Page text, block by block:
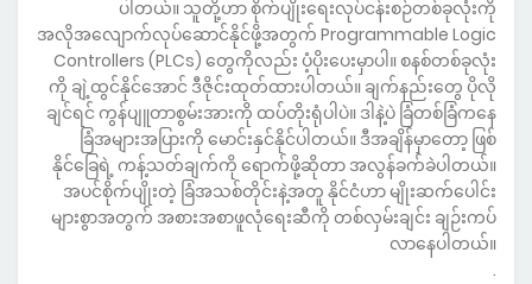
ပါတယ်။ သူတို့ဟာ စိုက်ပျိုးရေးလုပ်ငန်းစဉ်တစ်ခုလုံးကို
အလိုအလျောက်လုပ်ဆောင်နိုင်ဖို့အတွက် Programmable Logic
Controllers (PLCs) တွေကိုလည်း ပံ့ပိုးပေးမှာပါ။ စနစ်တစ်ခုလုံး
ကို ချဲ့ထွင်နိုင်အောင် ဒီဇိုင်းထုတ်ထားပါတယ်။ ချက်နည်းတွေ ပိုလို
ချင်ရင် ကွန်ပျူတာစွမ်းအားကို ထပ်တိုးရုံပါပဲ။ ဒါနဲ့ပဲ ခြံတစ်ခြံကနေ
ခြံအများအပြားကို မောင်းနှင်နိုင်ပါတယ်။ ဒီအချိန်မှာတော့ ဖြစ်
နိုင်ခြေရဲ့ ကန့်သတ်ချက်ကို ရောက်ဖို့ဆိုတာ အလွန်ခက်ခဲပါတယ်။
အပင်စိုက်ပျိုးတဲ့ ခြံအသစ်တိုင်းနဲ့အတူ နိုင်ငံဟာ မျိုးဆက်ပေါင်း
များစွာအတွက် အစားအစာဖူလုံရေးဆီကို တစ်လှမ်းချင်း ချဉ်းကပ်
လာနေပါတယ်။
.